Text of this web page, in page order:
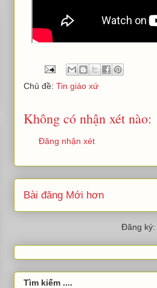
Chủ đề: Tin giáo xứ
Không có nhận xét nào:
Đăng nhận xét
Bài đăng Mới hơn
Đăng ký:
Tìm kiếm ....